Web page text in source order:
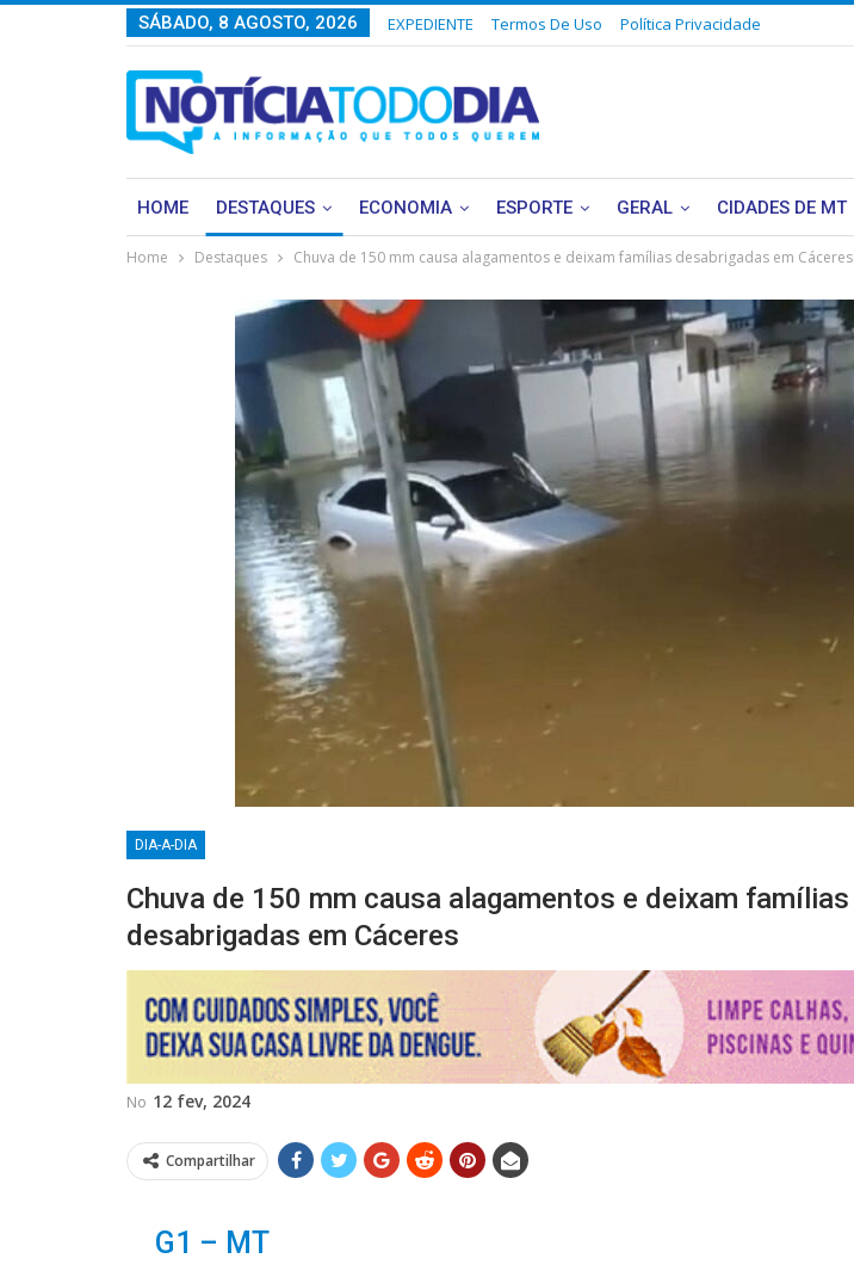
SÁBADO, 8 AGOSTO, 2026 EXPEDIENTE Termos De Uso Política Privacidade
HOME DESTAQUES ECONOMIA ESPORTE GERAL CIDADES DE MT
Home Destaques Chuva de 150 mm causa alagamentos e deixam famílias desabrigadas em Cáceres
DIA-A-DIA
Chuva de 150 mm causa alagamentos e deixam famílias
desabrigadas em Cáceres
No 12 fev, 2024
Compartilhar
G1 – MT